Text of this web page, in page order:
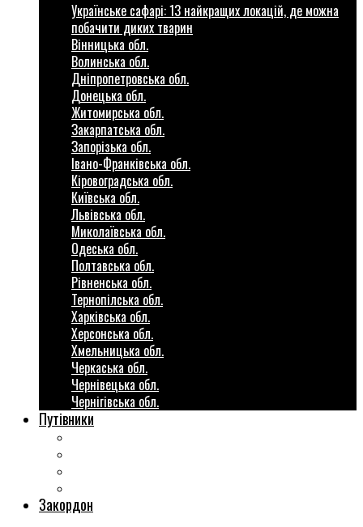
Українське сафарі: 13 найкращих локацій, де можна
побачити диких тварин
Вінницька обл.
Волинська обл.
Дніпропетровська обл.
Донецька обл.
Житомирська обл.
Закарпатська обл.
Запорізька обл.
Івано-Франківська обл.
Кіровоградська обл.
Київська обл.
Львівська обл.
Миколаївська обл.
Одеська обл.
Полтавська обл.
Рівненська обл.
Тернопілська обл.
Харківська обл.
Херсонська обл.
Хмельницька обл.
Черкаська обл.
Чернівецька обл.
Чернігівська обл.
Путівники
Закордон